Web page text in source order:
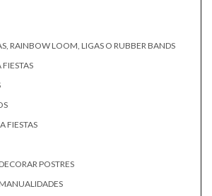
RAINBOW LOOM, LIGAS O RUBBER BANDS
FIESTAS
FIESTAS
POSTRES